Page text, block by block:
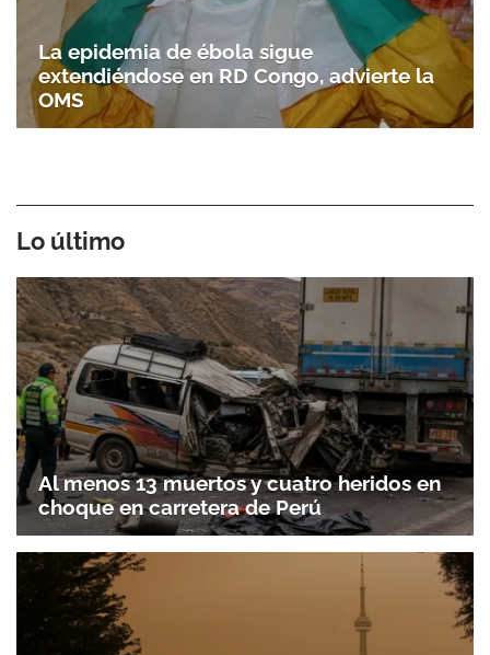
La epidemia de ébola sigue
extendiéndose en RD Congo, advierte la
OMS
Lo último
Al menos 13 muertos y cuatro heridos en
choque en carretera de Perú